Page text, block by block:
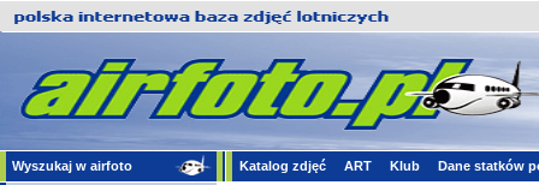
Wyszukaj w airfoto Katalog zdjęć ART Klub Dane statków